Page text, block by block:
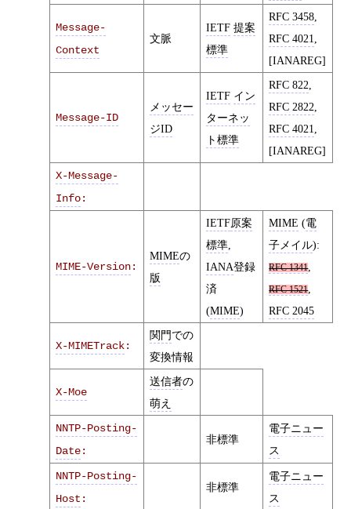
Message-
Context
文脈
IETF 提案
標準
RFC 3458,
RFC 4021,
[IANAREG]
Message-ID
メッセー
ジID
IETF イン
ターネッ
ト標準
RFC 822,
RFC 2822,
RFC 4021,
[IANAREG]
X-Message-
Info:
MIME-Version:
MIMEの
版
IETF原案
標準,
IANA登録
済
(MIME)
MIME (電
子メイル):
RFC 1341,
RFC 1521,
RFC 2045
X-MIMETrack:
関門での
変換情報
X-Moe
送信者の
萌え
NNTP-Posting-
Date:
非標準
電子ニュー
ス
NNTP-Posting-
Host :
非標準
電子ニュー
ス